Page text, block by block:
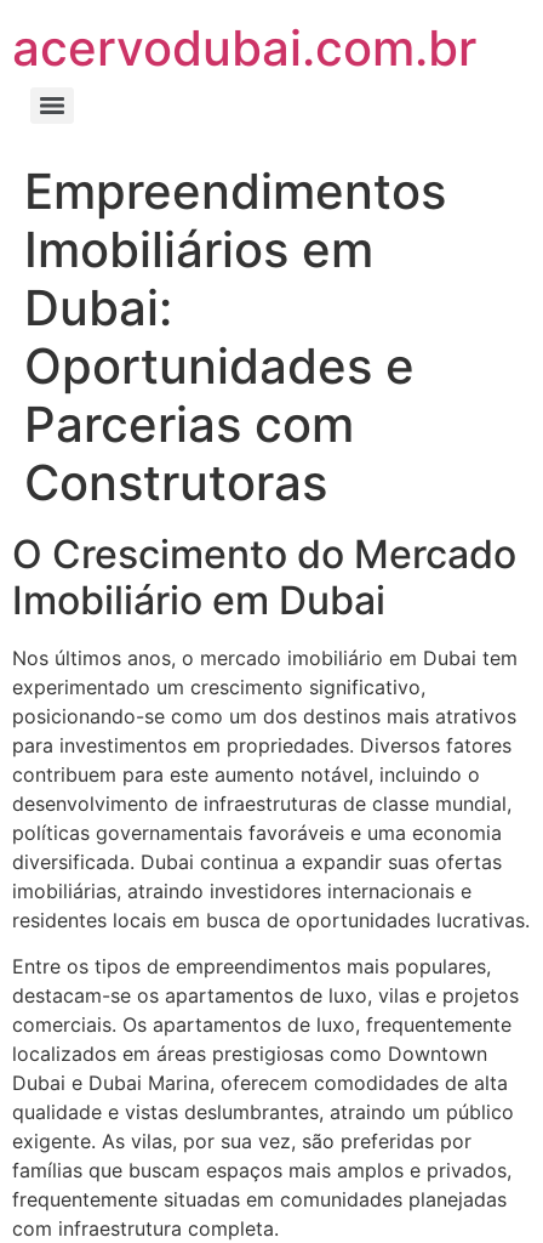
acervodubai.com.br
Empreendimentos
Imobiliários em
Dubai:
Oportunidades e
Parcerias com
Construtoras
O Crescimento do Mercado
Imobiliário em Dubai
Nos últimos anos, o mercado imobiliário em Dubai tem
experimentado um crescimento significativo,
posicionando-se como um dos destinos mais atrativos
para investimentos em propriedades. Diversos fatores
contribuem para este aumento notável, incluindo o
desenvolvimento de infraestruturas de classe mundial,
políticas governamentais favoráveis e uma economia
diversificada. Dubai continua a expandir suas ofertas
imobiliárias, atraindo investidores internacionais e
residentes locais em busca de oportunidades lucrativas.
Entre os tipos de empreendimentos mais populares,
destacam-se os apartamentos de luxo, vilas e projetos
comerciais. Os apartamentos de luxo, frequentemente
localizados em áreas prestigiosas como Downtown
Dubai e Dubai Marina, oferecem comodidades de alta
qualidade e vistas deslumbrantes, atraindo um público
exigente. As vilas, por sua vez, são preferidas por
famílias que buscam espaços mais amplos e privados,
frequentemente situadas em comunidades planejadas
com infraestrutura completa.